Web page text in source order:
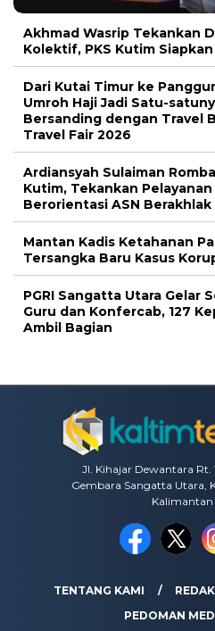
Akhmad Wasrip Tekankan
Kolektif, PKS Kutim
Dari Kutai Timur ke
Umroh Haji Jadi Satu-
Bersanding dengan Travel
Travel Fair 2026
Ardiansyah Sulaiman
Kutim, Tekankan
Berorientasi ASN Berakhlak
Mantan Kadis Ketahanan
Tersangka Baru Kasus
PGRI Sangatta Utara Gelar
Guru dan Konfercab, 127
Ambil Bagian
Jl. Kihajar Dewantara Rt.
Gembara Sangatta Utara,
TENTANG KAMI
PEDOMAN